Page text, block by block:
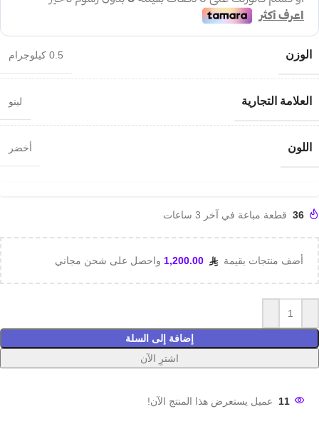
الوزن 0.5 كيلوجرام
العلامة التجارية لينو
اللون أخضر
36 قطعة مباعة في آخر 3 ساعات
أضف منتجات بقيمة 1,200.00 واحصل على شحن مجاني
إضافة إلى السلة
اشترِ الآن
11 عميل يستعرض هذا المنتج الآن!